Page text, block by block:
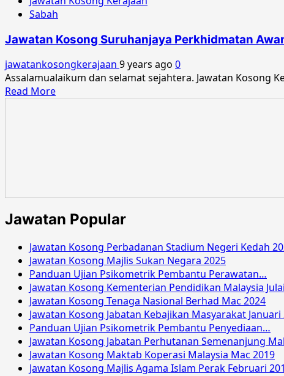
Sabah
Jawatan Kosong Suruhanjaya Perkhidmatan
jawatankosongkerajaan 9 years ago 0
Assalamualaikum dan selamat sejahtera. Jawatan Kosong
Read MoreRead
Negeri
Sabah
Ogos
Jawatan Popular
Jawatan Kosong Perbadanan Stadium Negeri Kedah
Jawatan Kosong Majlis Sukan Negara 2025
Panduan Ujian Psikometrik Pembantu Perawatan…
Jawatan Kosong Kementerian Pendidikan Malaysia
Jawatan Kosong Tenaga Nasional Berhad Mac 2024
Jawatan Kosong Jabatan Kebajikan Masyarakat Januari
Panduan Ujian Psikometrik Pembantu Penyediaan…
Jawatan Kosong Jabatan Perhutanan Semenanjung
Jawatan Kosong Maktab Koperasi Malaysia Mac 2019
Jawatan Kosong Majlis Agama Islam Perak Februari